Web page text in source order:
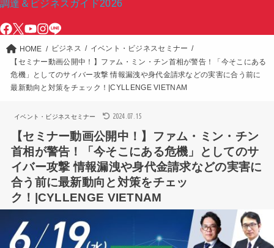
調達＆ビジネスガイド2026
HOME ビジネス
イベント・ビジネスセミナー
【セミナー動画公開中！】ファム・ミン・チン首相が警告！「今そこにある
危機」としてのサイバー攻撃 情報漏洩や身代金請求などの実害に合う前に
最新動向と対策をチェック！|CYLLENGE VIETNAM
イベント・ビジネスセミナー 2024.07.15
【セミナー動画公開中！】ファム・ミン・チン
首相が警告！「今そこにある危機」としてのサ
イバー攻撃 情報漏洩や身代金請求などの実害に
合う前に最新動向と対策をチェッ
ク！|CYLLENGE VIETNAM